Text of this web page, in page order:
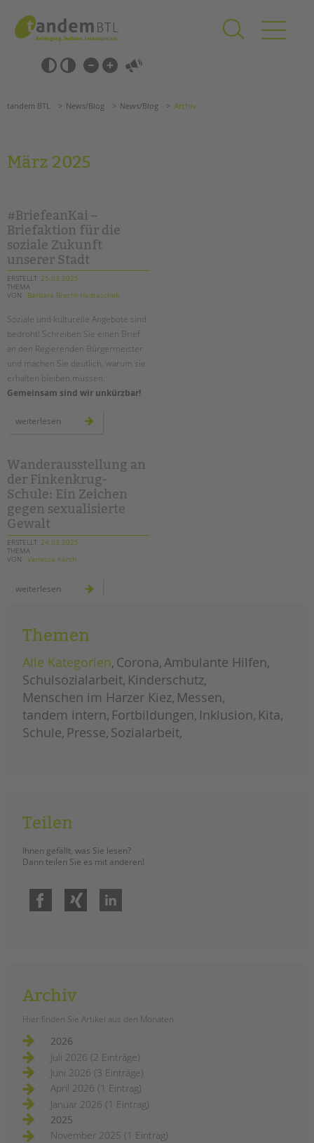
springen
Barrierefrei-
Einstellungen
überspringen
überspringen
Förderzentren
Kollegs
EFöB
Schulbezogene Sozialarbeit
Tagesgruppen
EINGLIEDERUNGSHILFE
BETREUTES WOHNEN
Zertfikatskurse
Seminarräume
STADTTEILARBEIT
PROFIL | LEITBILD
Bereiche im Überblick
Kinder- und Jugendschutz
Gesellschafter VdK
tandem international
KARRIERE
Stellenangebote
tandem als Arbeitgeberin
NEWS/BLOG
Magazin
KONTAKT
Impressum
Hinweisgebersystem
tandem BTL News/Blog News/Blog Archiv
März 2025
#BriefeanKai –
Briefaktion für die
soziale Zukunft
unserer Stadt
ERSTELLT 25.03.2025
THEMA
VON
Barbara Brecht-Hadraschek
Soziale und kulturelle Angebote sind
bedroht! Schreiben Sie einen Brief
an den Regierenden Bürgermeister
und machen Sie deutlich, warum sie
erhalten bleiben müssen.
Gemeinsam sind wir unkürzbar!
weiterlesen #briefeankai
soziale
zukunft
unserer
stadt
Wanderausstellung an
der Finkenkrug-
Schule: Ein Zeichen
gegen sexualisierte
Gewalt
ERSTELLT 24.03.2025
THEMA
VON
Vanessa Karch
weiterlesen wanderausstellung
ein
zeichen
sexualisierte
gewalt
Themen
Alle Kategorien Corona Ambulante Hilfen
Schulsozialarbeit Kinderschutz
Menschen im Harzer Kiez Messen
tandem intern Fortbildungen Inklusion Kita
Schule Presse Sozialarbeit
Teilen
Ihnen gefällt, was Sie lesen?
Dann teilen Sie es mit anderen!
Facebook
Archiv
Hier finden Sie Artikel aus den Monaten
2026
Juli 2026 (2 Einträge)
Juni 2026 (3 Einträge)
April 2026 (1 Eintrag)
Januar 2026 (1 Eintrag)
2025
November 2025 (1 Eintrag)